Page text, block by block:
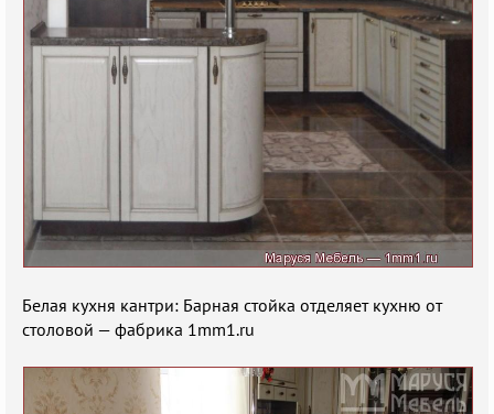
Белая кухня кантри: Барная стойка отделяет кухню от
столовой — фабрика 1mm1.ru